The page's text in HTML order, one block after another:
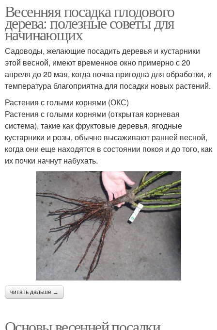
Весенняя посадка плодового
дерева: полезные советы для
начинающих
Садоводы, желающие посадить деревья и кустарники
этой весной, имеют временное окно примерно с 20
апреля до 20 мая, когда почва пригодна для обработки, и
температура благоприятна для посадки новых растений.
Растения с голыми корнями (ОКС)
Растения с голыми корнями (открытая корневая
система), такие как фруктовые деревья, ягодные
кустарники и розы, обычно высаживают ранней весной,
когда они еще находятся в состоянии покоя и до того, как
их почки начнут набухать.
читать дальше →